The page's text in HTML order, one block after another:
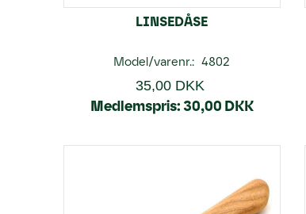
LINSEDÅSE
Model/varenr.: 4802
35,00 DKK
Medlemspris:30,00 DKK